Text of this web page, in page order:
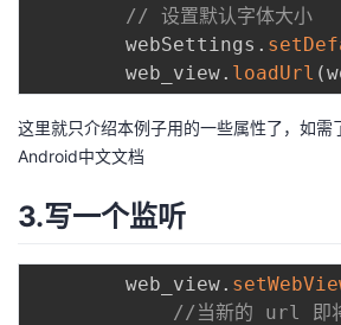
藏
// 设置默认字体大小
        webSettings
.
        web_view
. loadUrl (
这里就只介绍本例子用的一些属性了，如需
Android中文文档
3.写一个监听
        web_view
.
//当新的 url 即将